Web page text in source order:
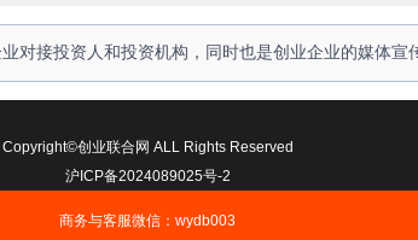
对接投资人和投资机构，同时也是创业企业的媒体宣
Copyright©创业联合网 ALL Rights Reserved
沪ICP备2024089025号-2
商务与客服微信：wydb003